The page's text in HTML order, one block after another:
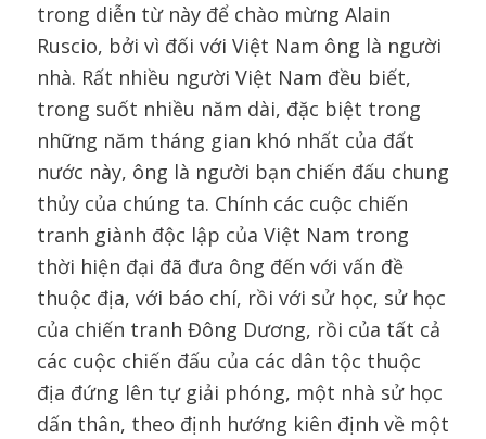
trong diễn từ này để chào mừng Alain
Ruscio, bởi vì đối với Việt Nam ông là người
nhà. Rất nhiều người Việt Nam đều biết,
trong suốt nhiều năm dài, đặc biệt trong
những năm tháng gian khó nhất của đất
nước này, ông là người bạn chiến đấu chung
thủy của chúng ta. Chính các cuộc chiến
tranh giành độc lập của Việt Nam trong
thời hiện đại đã đưa ông đến với vấn đề
thuộc địa, với báo chí, rồi với sử học, sử học
của chiến tranh Đông Dương, rồi của tất cả
các cuộc chiến đấu của các dân tộc thuộc
địa đứng lên tự giải phóng, một nhà sử học
dấn thân, theo định hướng kiên định về một